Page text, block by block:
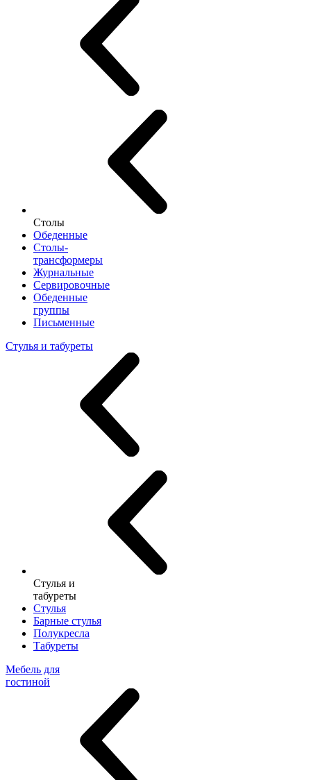
Столы
Обеденные
Столы-
трансформеры
Журнальные
Сервировочные
Обеденные
группы
Письменные
Стулья и табуреты
Стулья и
табуреты
Стулья
Барные стулья
Полукресла
Табуреты
Мебель для
гостиной